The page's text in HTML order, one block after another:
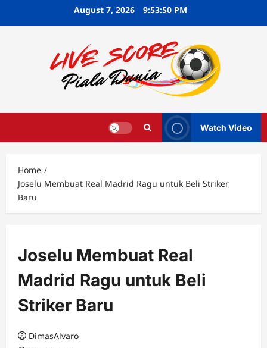
August 7, 2026 9:53:51 PM
Watch Video
Home
Joselu Membuat Real Madrid Ragu untuk Beli Striker
Baru
Joselu Membuat Real
Madrid Ragu untuk Beli
Striker Baru
DimasAlvaro